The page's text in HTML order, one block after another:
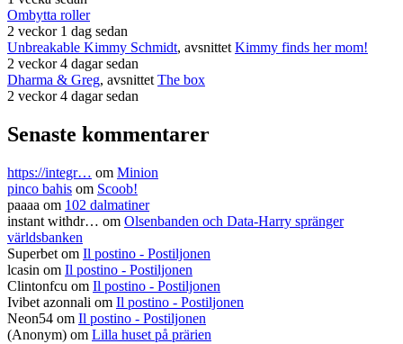
Ombytta roller
2 veckor 1 dag sedan
Unbreakable Kimmy Schmidt, avsnittetKimmy finds her mom!
2 veckor 4 dagar sedan
Dharma & Greg, avsnittetThe box
2 veckor 4 dagar sedan
Senaste kommentarer
https://integr… om Minion
pinco bahis om Scoob!
paaaa om 102 dalmatiner
instant withdr… om Olsenbanden och Data-Harry spränger
världsbanken
Superbet om Il postino - Postiljonen
lcasin om Il postino - Postiljonen
Clintonfcu om Il postino - Postiljonen
Ivibet azonnali om Il postino - Postiljonen
Neon54 om Il postino - Postiljonen
(Anonym) om Lilla huset på prärien